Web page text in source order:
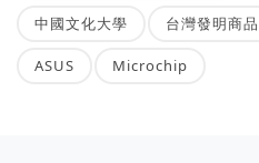
中國文化大學 台灣發明商
ASUS Microchip